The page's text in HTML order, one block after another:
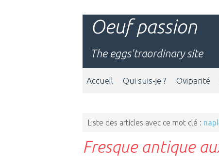
Oeuf passion
The eggs'traordinary site
Accueil Qui suis-je ? Oviparité
Liste des articles avec ce mot clé :
Fresque antique